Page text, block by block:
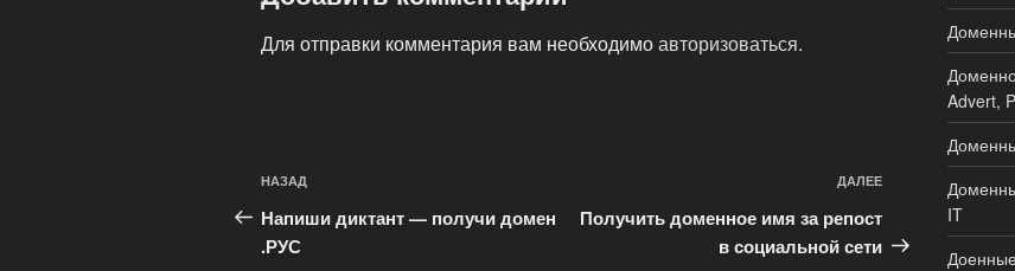
Для отправки комментария вам необходимоавторизоваться.
Навигация
по
записям
Предыдущая
запись:
НАЗАД
Напиши диктант — получи домен
.РУС
Следующая
запись
ДАЛЕЕ
Получить доменное имя за репост
в социальной сети
Advert,
IT